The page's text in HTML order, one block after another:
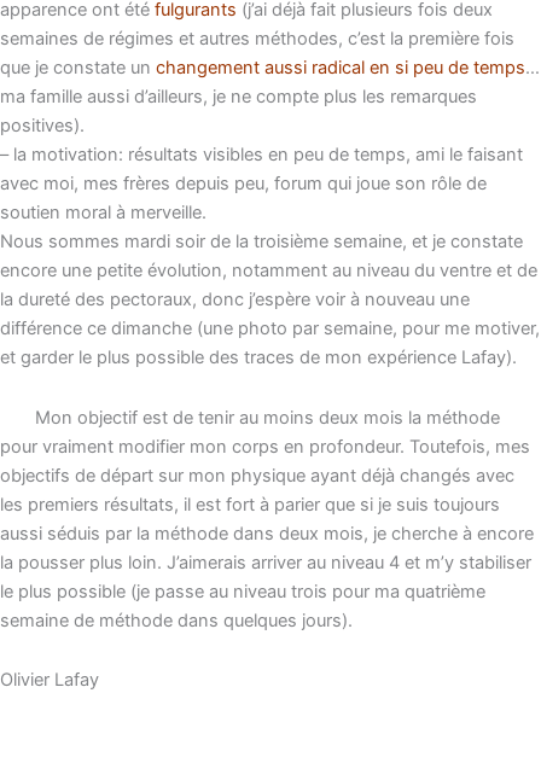
apparence ont été fulgurants (j’ai déjà fait plusieurs fois deux
semaines de régimes et autres méthodes, c’est la première fois
que je constate un changement aussi radical en si peu de temps…
ma famille aussi d’ailleurs, je ne compte plus les remarques
positives).
– la motivation: résultats visibles en peu de temps, ami le faisant
avec moi, mes frères depuis peu, forum qui joue son rôle de
soutien moral à merveille.
Nous sommes mardi soir de la troisième semaine, et je constate
encore une petite évolution, notamment au niveau du ventre et de
la dureté des pectoraux, donc j’espère voir à nouveau une
différence ce dimanche (une photo par semaine, pour me motiver,
et garder le plus possible des traces de mon expérience Lafay).
Mon objectif est de tenir au moins deux mois la méthode
pour vraiment modifier mon corps en profondeur. Toutefois, mes
objectifs de départ sur mon physique ayant déjà changés avec
les premiers résultats, il est fort à parier que si je suis toujours
aussi séduis par la méthode dans deux mois, je cherche à encore
la pousser plus loin. J’aimerais arriver au niveau 4 et m’y stabiliser
le plus possible (je passe au niveau trois pour ma quatrième
semaine de méthode dans quelques jours).
Olivier Lafay